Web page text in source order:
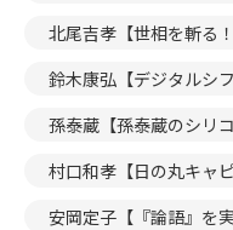
北尾吉孝【世相を斬る！
鈴木康弘【デジタルシ
孫泰蔵【孫泰蔵のシリ
村口和孝【日の丸キャ
安岡定子【『論語』を